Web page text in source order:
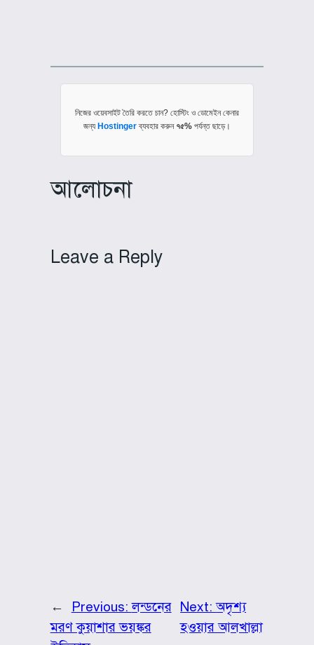
নিজের ওয়েবসাইট তৈরি করতে চান? হোস্টিং ও ডোমেইন কেনার
জন্যHostingerব্যবহার করুন ৭৫% পর্যন্ত ছাড়ে।
আলোচনা
Leave a Reply
← Previous:লন্ডনের
মরণ কুয়াশার ভয়ঙ্কর
Next:অদৃশ্য
হওয়ার আলখাল্লা